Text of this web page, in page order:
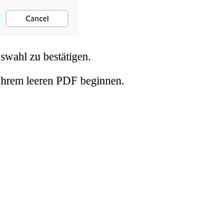
zu bestätigen.
leeren PDF beginnen.